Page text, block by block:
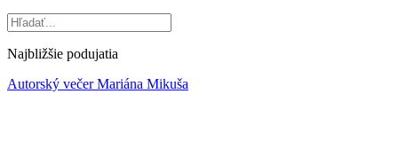
Najbližšie podujatia
Autorský večer Mariána Mikuša